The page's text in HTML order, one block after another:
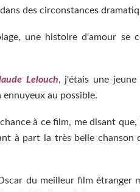
des circonstances
une histoire d'amour se
Lelouch, j'étais une jeune
au possible.
à ce film, me disant que,
à part la très belle chanson
du meilleur film étranger